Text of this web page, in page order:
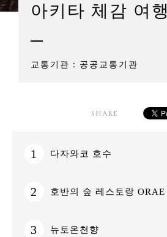
아키타 체감 여행
교통기관：공공교통기관
SHARE
1 다자와코 호수
2 호반의 숲 레스토랑 ORAE
3 뉴토온천향